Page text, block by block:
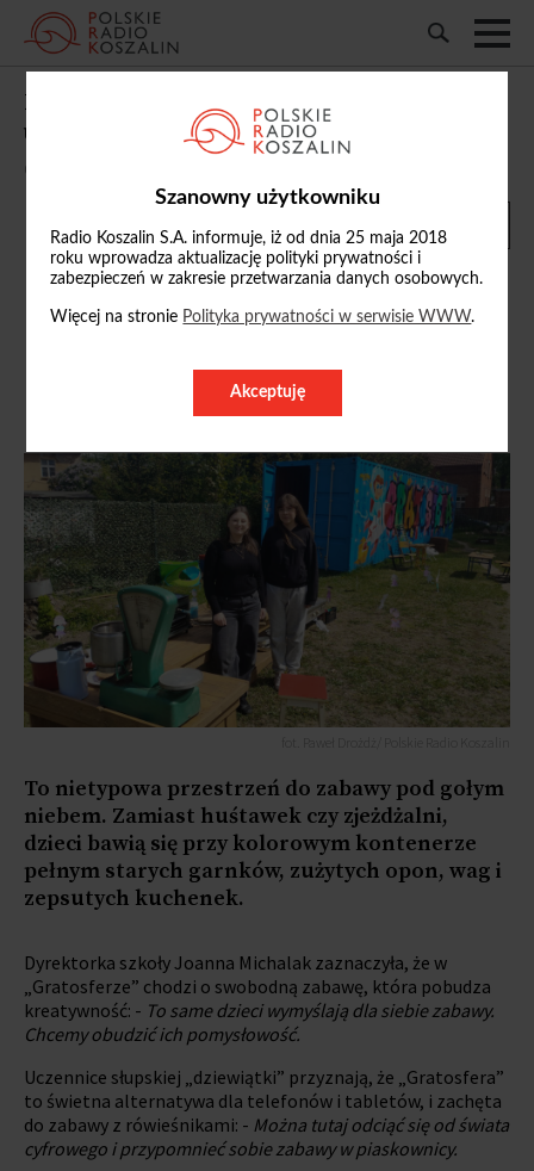
Szanowny użytkowniku
Radio Koszalin S.A. informuje, iż od dnia 25 maja 2018
roku wprowadza aktualizację polityki prywatności i
zabezpieczeń w zakresie przetwarzania danych osobowych.
Więcej na stronie Polityka prywatności w serwisie WWW.
Akceptuję
Przy Szkole Podstawowej nr 9 w Słupsku
utworzono „Gratosferę”
06/05/2025, 18:48
ZOBACZ PROFIL
To nietypowa przestrzeń do zabawy pod gołym
niebem. Zamiast huśtawek czy zjeżdżalni,
dzieci bawią się przy kolorowym kontenerze
pełnym starych garnków, zużytych opon, wag i
zepsutych kuchenek.
Dyrektorka szkoły Joanna Michalak zaznaczyła, że w
„Gratosferze” chodzi o swobodną zabawę, która pobudza
kreatywność: - To same dzieci wymyślają dla siebie zabawy.
Chcemy obudzić ich pomysłowość.
Uczennice słupskiej „dziewiątki” przyznają, że „Gratosfera”
to świetna alternatywa dla telefonów i tabletów, i zachęta
do zabawy z rówieśnikami: - Można tutaj odciąć się od świata
cyfrowego i przypomnieć sobie zabawy w piaskownicy.